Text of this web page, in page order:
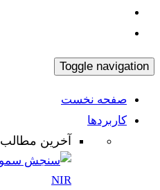
Toggle navigation
صفحه نخست
کاربردها
آخرین مطالب